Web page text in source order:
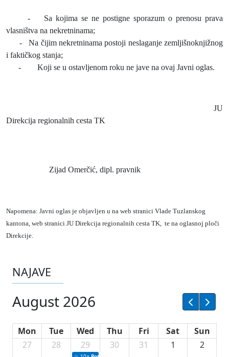
-
Sa kojima se ne postigne sporazum o prenosu prava
vlasništva na nekretninama;
-
Na čijim nekretninama postoji neslaganje zemljišnoknjižnog
i faktičkog stanja;
-
Koji se u ostavljenom roku ne jave na ovaj Javni oglas.
JU
Direkcija regionalnih cesta TK
Zijad Omerčić, dipl. pravnik
Napomena: Javni oglas je objavljen u na web stranici Vlade Tuzlanskog
kantona, web stranici JU Direkcija regionalnih cesta TK, te na oglasnoj ploči
Direkcije.
NAJAVE
August 2026
Mon Tue Wed Thu Fri Sat
Sun
27
28 29 30 31 1 2